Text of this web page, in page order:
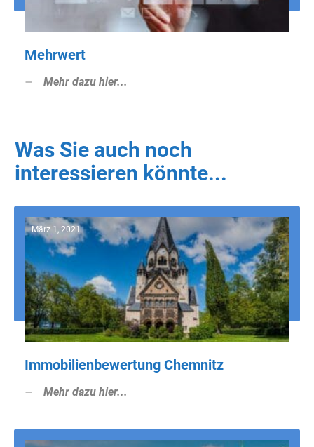
Mehrwert
Mehr dazu hier...
Was Sie auch noch
interessieren könnte...
März 1, 2021
Immobilienbewertung Chemnitz
Mehr dazu hier...